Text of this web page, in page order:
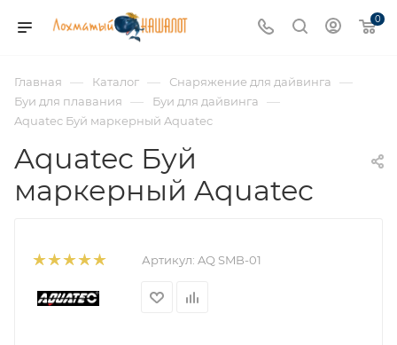
0
Главная — Каталог — Снаряжение для дайвинга —
Буи для плавания — Буи для дайвинга —
Aquatec Буй маркерный Aquatec
Aquatec Буй
маркерный Aquatec
Артикул: AQ SMB-01